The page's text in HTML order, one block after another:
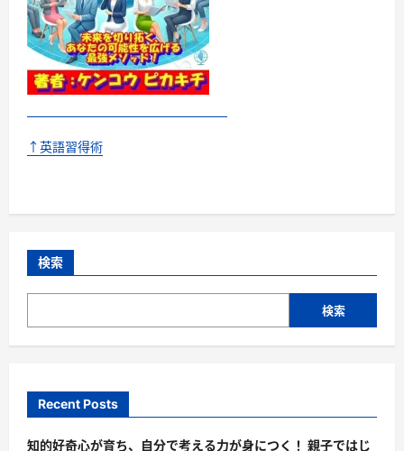
↑英語習得術
検索
検索
Recent Posts
知的好奇心が育ち、自分で考える力が身につく！ 親子ではじ